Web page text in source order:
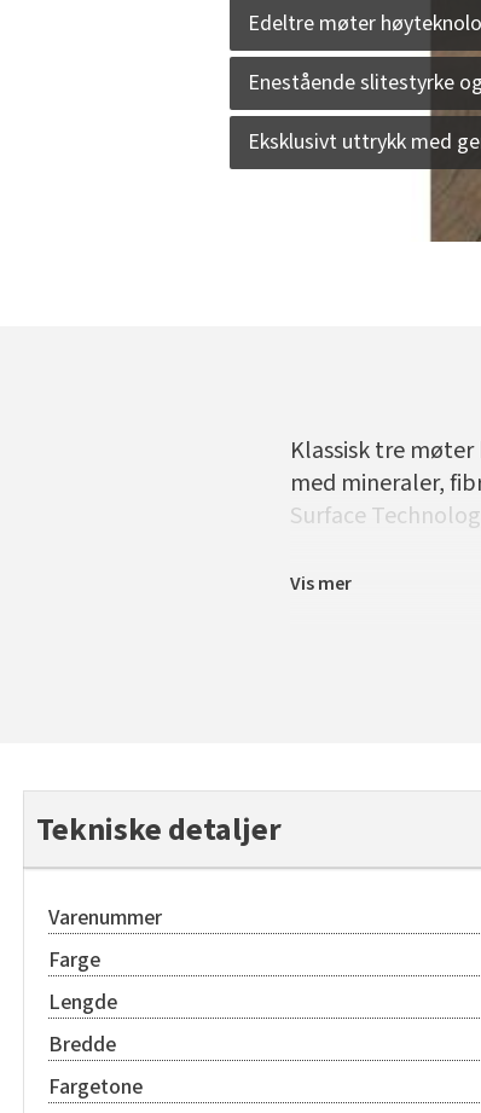
Edeltre møter
Enestående slitestyrke
Eksklusivt uttrykk med
Klassisk tre
med mineraler,
Surface
Vis mer
Tekniske detaljer
Varenummer
Farge
Lengde
Bredde
Fargetone